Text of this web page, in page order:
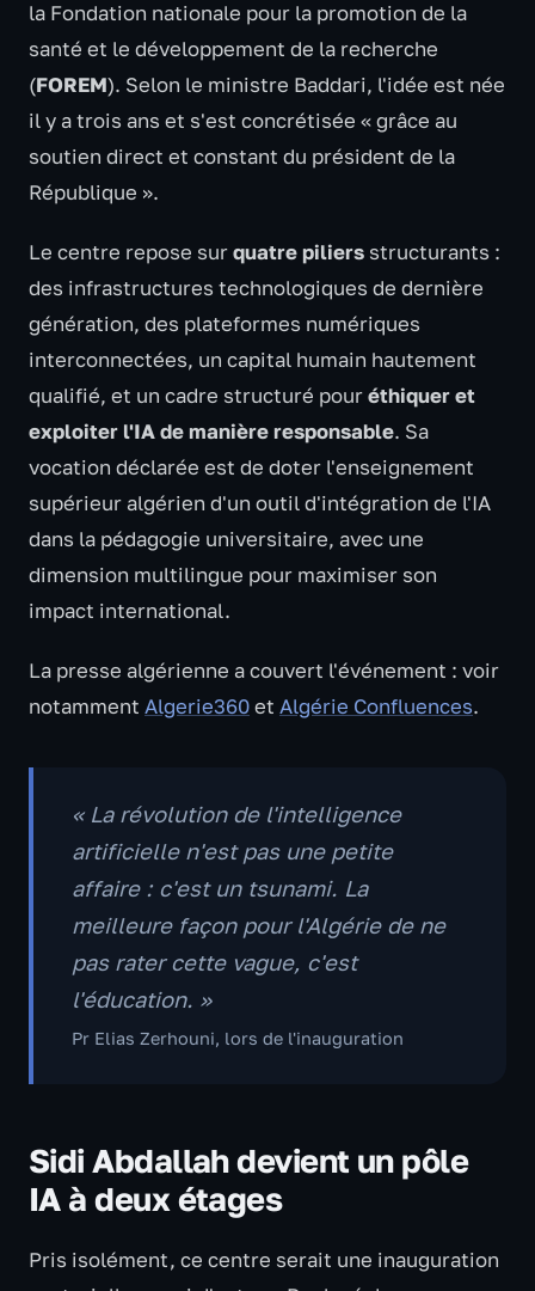
la Fondation nationale pour la promotion de la
santé et le développement de la recherche
(FOREM). Selon le ministre Baddari, l'idée est née
il y a trois ans et s'est concrétisée « grâce au
soutien direct et constant du président de la
République ».
Le centre repose sur quatre piliers structurants :
des infrastructures technologiques de dernière
génération, des plateformes numériques
interconnectées, un capital humain hautement
qualifié, et un cadre structuré pour éthiquer et
exploiter l'IA de manière responsable. Sa
vocation déclarée est de doter l'enseignement
supérieur algérien d'un outil d'intégration de l'IA
dans la pédagogie universitaire, avec une
dimension multilingue pour maximiser son
impact international.
La presse algérienne a couvert l'événement : voir
notamment Algerie360 et Algérie Confluences.
« La révolution de l'intelligence
artificielle n'est pas une petite
affaire : c'est un tsunami. La
meilleure façon pour l'Algérie de ne
pas rater cette vague, c'est
l'éducation. »
Pr Elias Zerhouni, lors de l'inauguration
Sidi Abdallah devient un pôle
IA à deux étages
Pris isolément, ce centre serait une inauguration